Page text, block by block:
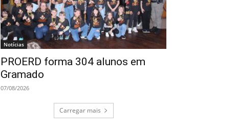
Notícias
PROERD forma 304 alunos em
Gramado
07/08/2026
Carregar mais